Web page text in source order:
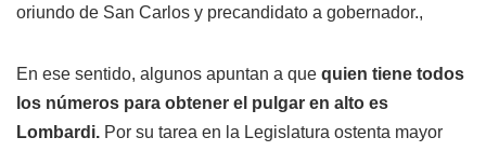
oriundo de San Carlos y precandidato a gobernador.,
En ese sentido, algunos apuntan a que quien tiene todos
los números para obtener el pulgar en alto es
Lombardi. Por su tarea en la Legislatura ostenta mayor